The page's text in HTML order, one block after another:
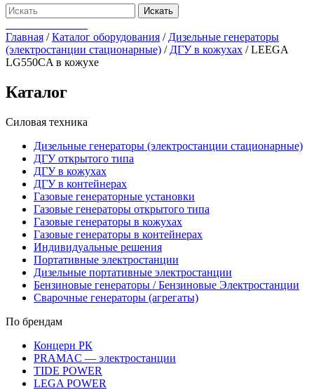
Искать
Главная /Каталог оборудования / Дизельные генераторы
(электростанции стационарные) / ДГУ в кожухах /LEEGA
LG550CA в кожухе
Каталог
Силовая техника
Дизельные генераторы (электростанции стационарные)
ДГУ открытого типа
ДГУ в кожухах
ДГУ в контейнерах
Газовые генераторные установки
Газовые генераторы открытого типа
Газовые генераторы в кожухах
Газовые генераторы в контейнерах
Индивидуальные решения
Портативные электростанции
Дизельные портативные электростанции
Бензиновые генераторы / Бензиновые Электростанции
Сварочные генераторы (агрегаты)
По брендам
Концерн РК
PRAMAC — электростанции
TIDE POWER
LEGA POWER